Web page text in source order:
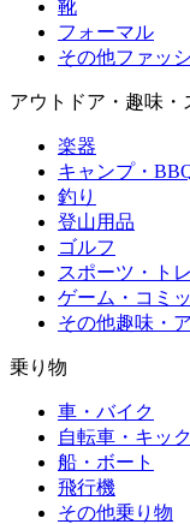
靴
フォーマル
その他ファッ
アウトドア・趣味・
楽器
キャンプ・
釣り
登山用品
ゴルフ
スポーツ・ト
ゲーム・コミ
その他趣味・
乗り物
車・バイク
自転車・キッ
船・ボート
飛行機
その他乗り物